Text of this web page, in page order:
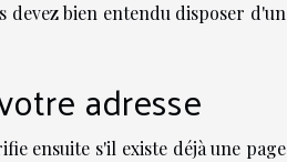
devez bien entendu disposer d'un
adresse
ensuite s'il existe déjà une page